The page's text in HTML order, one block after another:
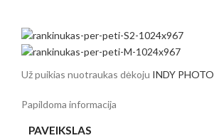
Už puikias nuotraukas dėkoju INDY PHOTO
Papildoma informacija
PAVEIKSLAS